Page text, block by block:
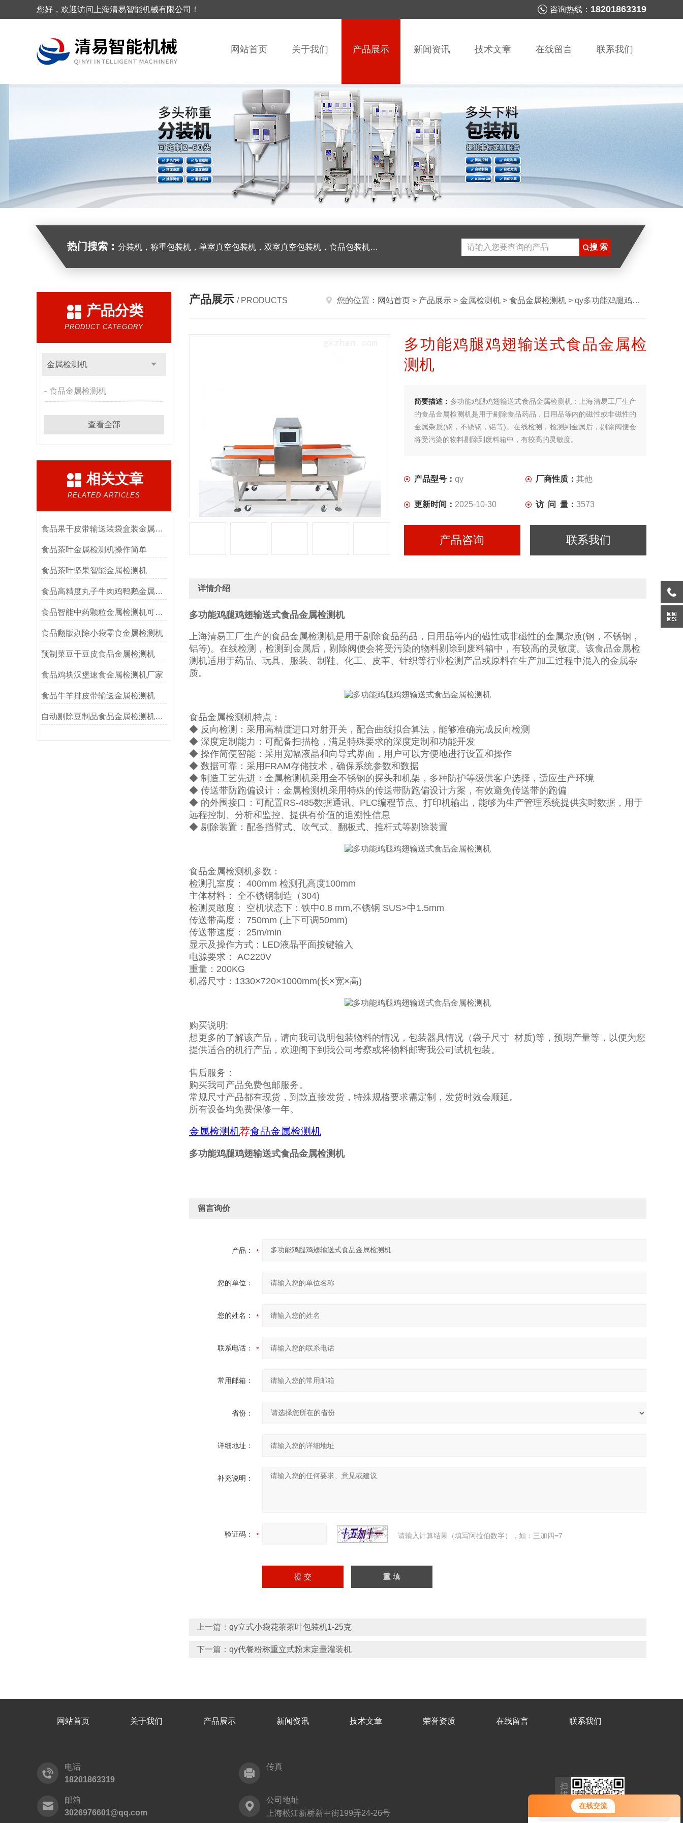
在线交流
您好！欢迎前来咨询，很高兴为您
服务，请问您要咨询什么问题呢？
您好，欢迎访问上海清易智能机械有限公司！ 咨询热线： 18201863319
网站首页 关于我们 产品展示 新闻资讯 技术文章 在线留言 联系我们
热门搜索： 分装机，称重包装机，单室真空包装机，双室真空包装机，食品包装机，半自动灌装机
产品分类
PRODUCT CATEGORY
金属检测机
食品金属检测机
查看全部
相关文章
RELATED ARTICLES
食品果干皮带输送装袋盒装金属检测机
食品茶叶金属检测机操作简单
食品茶叶坚果智能金属检测机
食品高精度丸子牛肉鸡鸭鹅金属检测机
食品智能中药颗粒金属检测机可按需定制
食品翻版剔除小袋零食金属检测机
预制菜豆干豆皮食品金属检测机
食品鸡块汉堡速食金属检测机厂家
食品牛羊排皮带输送金属检测机
自动剔除豆制品食品金属检测机厂家生产
产品展示 / PRODUCTS 您的位置： 网站首页 > 产品展示 > 金属检测机 > 食品金属检测机 > qy多功能鸡腿鸡翅输送式食品金属检测机
多功能鸡腿鸡翅输送式食品金属检
测机
简要描述： 多功能鸡腿鸡翅输送式食品金属检测机：上海清易工厂生产
的食品金属检测机​是用于剔除食品药品，日用品等内的磁性或非磁性的
金属杂质(钢，不锈钢，铝等)。在线检测，检测到金属后，剔除阀便会
将受污染的物料剔除到废料箱中，有较高的灵敏度。
产品型号： qy 厂商性质： 其他
更新时间： 2025-10-30 访 问 量： 3573
产品咨询 联系我们
详情介绍
多功能鸡腿鸡翅输送式食品金属检测机
上海清易工厂生产的食品金属检测机是用于剔除食品药品，日用品等内的磁性或非磁性的金属杂质(钢，不锈钢，
铝等)。在线检测，检测到金属后，剔除阀便会将受污染的物料剔除到废料箱中，有较高的灵敏度。该食品金属检
测机适用于药品、玩具、服装、制鞋、化工、皮革、针织等行业检测产品或原料在生产加工过程中混入的金属杂
质。
食品金属检测机特点：
◆ 反向检测：采用高精度进口对射开关，配合曲线拟合算法，能够准确完成反向检测
◆ 深度定制能力：可配备扫描枪，满足特殊要求的深度定制和功能开发
◆ 操作简便智能：采用宽幅液晶和向导式界面，用户可以方便地进行设置和操作
◆ 数据可靠：采用FRAM存储技术，确保系统参数和数据
◆ 制造工艺先进：金属检测机采用全不锈钢的探头和机架，多种防护等级供客户选择，适应生产环境
◆ 传送带防跑偏设计：金属检测机采用特殊的传送带防跑偏设计方案，有效避免传送带的跑偏
◆ 的外围接口：可配置RS-485数据通讯、PLC编程节点、打印机输出，能够为生产管理系统提供实时数据，用于
远程控制、分析和监控、提供有价值的追溯性信息
◆ 剔除装置：配备挡臂式、吹气式、翻板式、推杆式等剔除装置
食品金属检测机参数：
检测孔室度： 400mm 检测孔高度100mm
主体材料： 全不锈钢制造（304)
检测灵敢度： 空机状态下：铁中0.8 mm,不锈钢 SUS>中1.5mm
传送带高度： 750mm (上下可调50mm)
传送带速度： 25m/min
显示及操作方式：LED液晶平面按键输入
电源要求： AC220V
重量：200KG
机器尺寸：1330×720×1000mm(长×宽×高)
购买说明:
想更多的了解该产品，请向我司说明包装物料的情况，包装器具情况（袋子尺寸 材质)等，预期产量等，以便为您
提供适合的机行产品，欢迎阁下到我公司考察或将物料邮寄我公司试机包装。
售后服务：
购买我司产品免费包邮服务。
常规尺寸产品都有现货，到款直接发货，特殊规格要求需定制，发货时效会顺延。
所有设备均免费保修一年。
金属检测机荐食品金属检测机
多功能鸡腿鸡翅输送式食品金属检测机
留言询价
产品：
您的单位：
您的姓名：
联系电话：
常用邮箱：
省份：
详细地址：
补充说明：
验证码： 请输入计算结果（填写阿拉伯数字），如：三加四=7
上一篇： qy立式小袋花茶茶叶包装机1-25克
下一篇： qy代餐粉称重立式粉末定量灌装机
网站首页 关于我们 产品展示 新闻资讯 技术文章 荣誉资质 在线留言 联系我们
电话
18201863319
传真
邮箱
3026976601@qq.com
公司地址
上海松江新桥新中街199弄24-26号
扫
描